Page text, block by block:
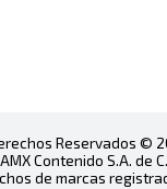
Reservados ©
AMX Contenido S.A. de
de marcas